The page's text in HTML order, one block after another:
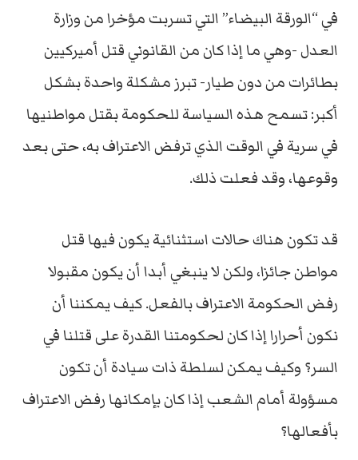
في “الورقة البيضاء” التي تسربت مؤخرا من وزارة
العدل -وهي ما إذا كان من القانوني قتل أميركيين
بطائرات من دون طيار- تبرز مشكلة واحدة بشكل
أكبر: تسمح هذه السياسة للحكومة بقتل مواطنيها
في سرية في الوقت الذي ترفض الاعتراف به، حتى بعد
وقوعها، وقد فعلت ذلك.
قد تكون هناك حالات استثنائية يكون فيها قتل
مواطن جائزا، ولكن لا ينبغي أبدا أن يكون مقبولا
رفض الحكومة الاعتراف بالفعل. كيف يمكننا أن
نكون أحرارا إذا كان لحكومتنا القدرة على قتلنا في
السر؟ وكيف يمكن لسلطة ذات سيادة أن تكون
مسؤولة أمام الشعب إذا كان بإمكانها رفض الاعتراف
بأفعالها؟